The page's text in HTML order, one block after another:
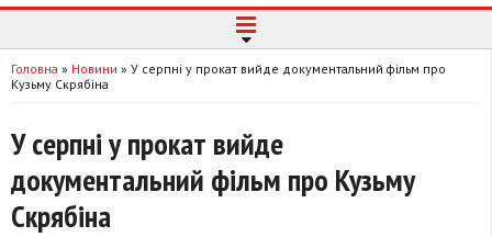
Головна » Новини » У серпні у прокат вийде документальний фільм про
Кузьму Скрябіна
У серпні у прокат вийде
документальний фільм про Кузьму
Скрябіна